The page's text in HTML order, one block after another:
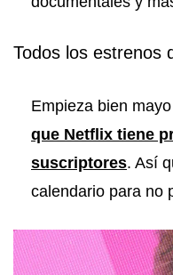
Todos los estrenos
Empieza bien
que Netflix tiene
suscriptores. Así
calendario para no